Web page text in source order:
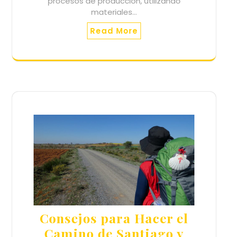
materiales…
Read More
Consejos para Hacer el
Camino de Santiago y